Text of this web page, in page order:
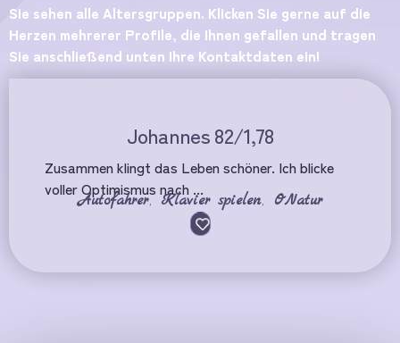
Sie sehen alle Altersgruppen. Klicken Sie gerne auf die
Herzen mehrerer Profile, die Ihnen gefallen und tragen
Sie anschließend unten Ihre Kontaktdaten ein!
Johannes 82/1,78
Zusammen klingt das Leben schöner. Ich blicke
voller Optimismus nach ...
Autofahrer, Klavier spielen, ONatur